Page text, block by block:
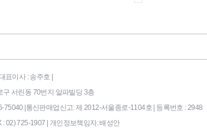
표이사 : 송주호 |
구 서린동 70번지 알파빌딩 3층
| 통신판매업신고: 제 2012-서울종로-1104호 | 등록번호 : 2948
02) 725-1907 | 개인정보책임자: 배성안